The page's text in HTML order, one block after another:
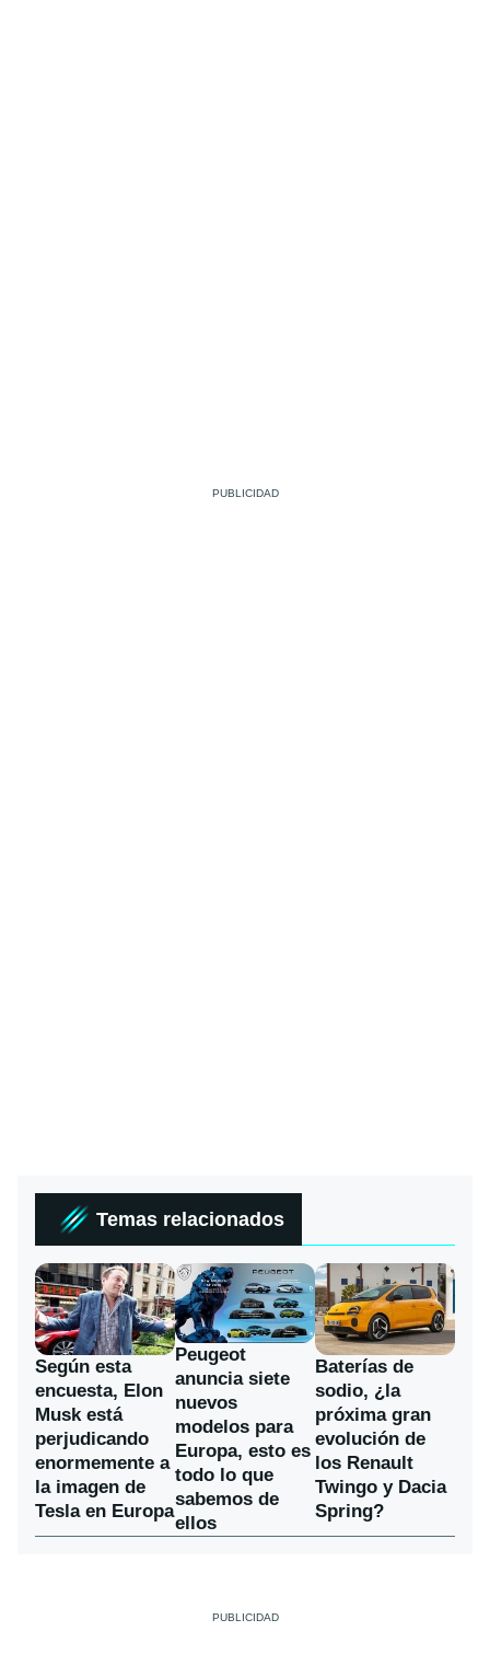
Temas relacionados
Según esta
encuesta, Elon
Musk está
perjudicando
enormemente a
la imagen de
Tesla en Europa
Peugeot
anuncia siete
nuevos
modelos para
Europa, esto es
todo lo que
sabemos de
ellos
Baterías de
sodio, ¿la
próxima gran
evolución de
los Renault
Twingo y Dacia
Spring?